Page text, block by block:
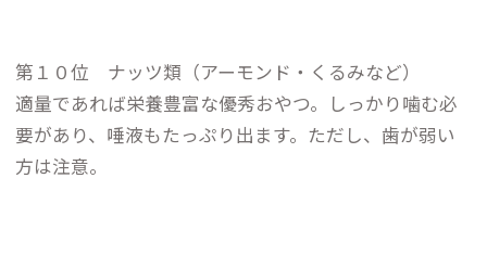
第１０位 ナッツ類（アーモンド・くるみなど）
適量であれば栄養豊富な優秀おやつ。しっかり噛む必
要があり、唾液もたっぷり出ます。ただし、歯が弱い
方は注意。